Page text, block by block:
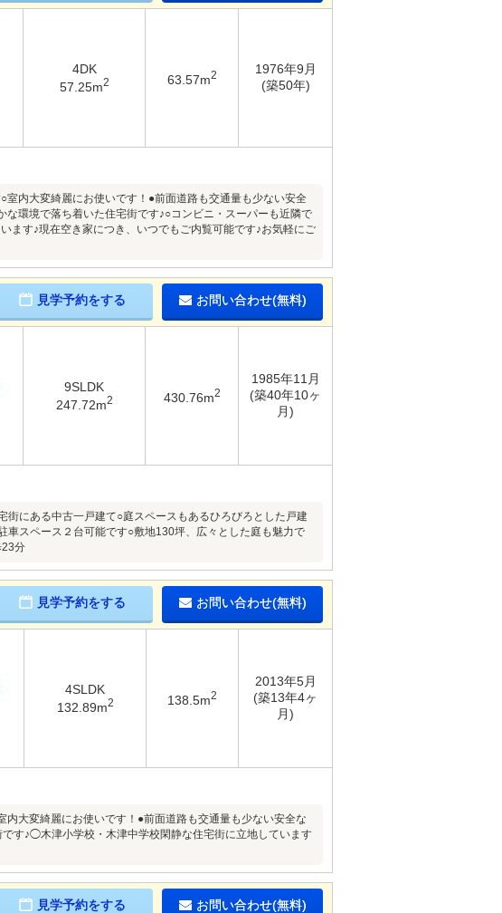
4DK
57.25m2 63.57m2
1976年9月
(築50年)
内大変綺麗にお使いです！●前面道路も交通量も少ない安全
環境で落ち着いた住宅街です♪○コンビニ・スーパーも近隣で
ます♪現在空き家につき、いつでもご内覧可能です♪お気軽にご
見学予約をする お問い合わせ(無料)
9SLDK
247.72m2 430.76m2
1985年11月
(築40年10ヶ
月)
街にある中古一戸建て○庭スペースもあるひろびろとした戸建
スペース２台可能です○敷地130坪、広々とした庭も魅力で
分
見学予約をする お問い合わせ(無料)
4SLDK
132.89m2 138.5m2
2013年5月
(築13年4ヶ
月)
大変綺麗にお使いです！●前面道路も交通量も少ない安全な
す♪◯木津小学校・木津中学校閑静な住宅街に立地しています
見学予約をする お問い合わせ(無料)